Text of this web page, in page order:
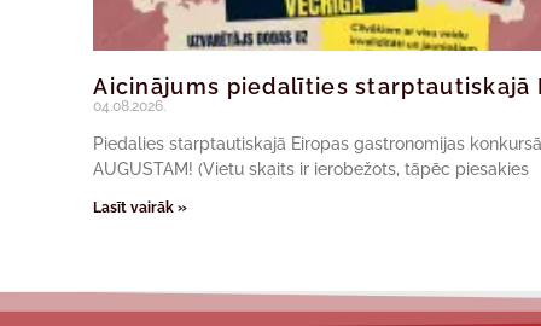
Aicinājums piedalīties starptautiskajā
04.08.2026.
Piedalies starptautiskajā Eiropas gastronomijas konkursā
AUGUSTAM! (Vietu skaits ir ierobežots, tāpēc piesakies
Lasīt vairāk »